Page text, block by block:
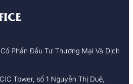
Phần Đầu Tư Thương Mại Và Dịch
Tower, số 1 Nguyễn Thị Duệ,